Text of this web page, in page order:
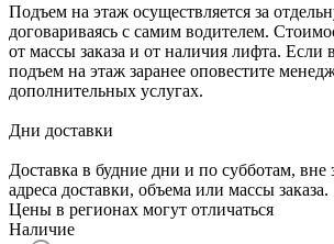
Подъем на этаж осуществляется за
договариваясь с самим водителем.
от массы заказа и от наличия лифта. Если
подъем на этаж заранее оповестите
дополнительных услугах.
Дни доставки
Доставка в будние дни и по субботам, вне
адреса доставки, объема или массы заказа.
Цены в регионах могут отличаться
Наличие